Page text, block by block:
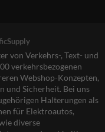
von Verkehrs-, Text- und
verkehrsbezogenen
Webshop-Konzepten,
und Sicherheit. Bei uns
Halterungen als
für Elektroautos,
diverse